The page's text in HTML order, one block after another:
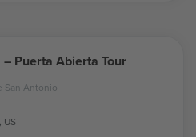
– Puerta Abierta Tour
San Antonio
US